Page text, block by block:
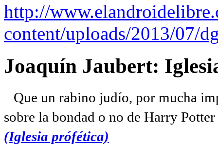
http://
content/uploads/2013/07/
Joaquín Jaubert:
Que un rabino judío, por mucha
sobre la bondad o no de Harry
(Iglesia prófética)